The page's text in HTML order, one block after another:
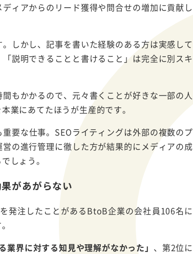
ィアからのリード獲得や問合せの増加に貢献し
しかし、記事を書いた経験のある方は実感して
説明できることと書けること」は完全に別スキ
もかかるので、元々書くことが好きな一部の人
業にあてたほうが生産的です。
要な仕事。SEOライティングは外部の複数のプ
の進行管理に徹した方が結果的にメディアの成
しょう。
があがらない
発注したことがあるBtoB企業の会社員106名に
業界に対する知見や理解がなかった」 、第2位に